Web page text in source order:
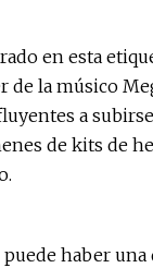
en esta
de la músico
a
de kits de
haber